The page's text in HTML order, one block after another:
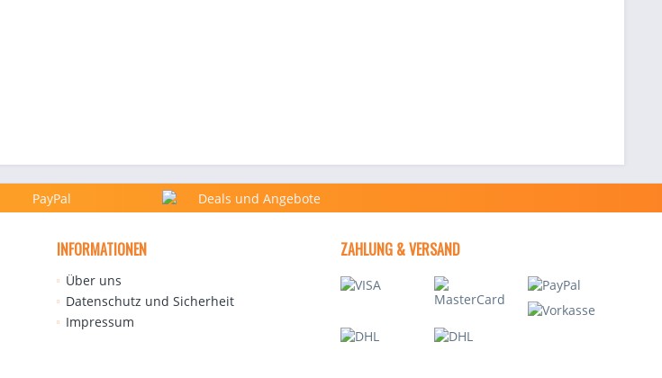
INFORMATIONEN
Über uns
Datenschutz und Sicherheit
Impressum
ZAHLUNG & VERSAND